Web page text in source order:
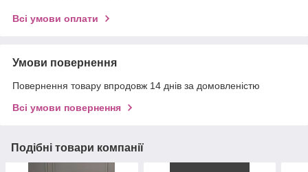
Всі умови оплати
Умови повернення
Повернення товару впродовж 14 днів за домовленістю
Всі умови повернення
Подібні товари компанії